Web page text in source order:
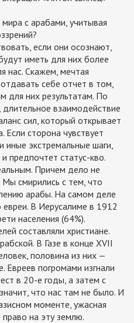
с арабами, учитывая
если они осознают,
иметь для них более
нас. Скажем, мечтая
себе отчет в том,
для них результатам. По
взаимодействие
сил, который открывает
Если сторона чувствует
иные экстремальные шаги,
предпочтет статус-кво.
Причем дело не
смирились с тем, что
арабы. На самом деле
В Иерусалиме в 1912
населения (64%).
составляли христиане.
В Газе в конце XVII
половина из них —
Евреев погромами изгнали
в 20-е годы, а затем с
что нас там не было. И
моменте, ужасная
на эту землю.